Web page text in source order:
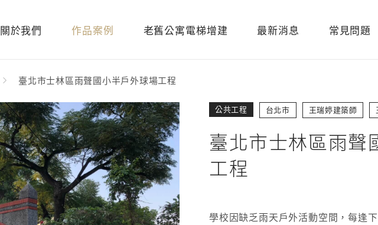
關於我們 作品案例 老舊公寓電梯增建 最新消息 常見問題
臺北市士林區雨聲國小半戶外球場工程
公共工程 台北市 王瑞婷建築師
臺北市士林區雨聲
工程
學校因缺乏雨天戶外活動空間，每逢